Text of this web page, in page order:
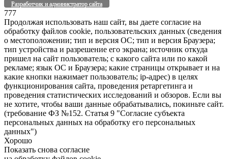
Разработчик и администратор сайта
777
Продолжая использовать наш сайт, вы даете согласие на
обработку файлов cookie, пользовательских данных (сведения
о местоположении; тип и версия ОС; тип и версия Браузера;
тип устройства и разрешение его экрана; источник откуда
пришел на сайт пользователь; с какого сайта или по какой
рекламе; язык ОС и Браузера; какие страницы открывает и на
какие кнопки нажимает пользователь; ip-адрес) в целях
функционирования сайта, проведения ретаргетинга и
проведения статистических исследований и обзоров. Если вы
не хотите, чтобы ваши данные обрабатывались, покиньте сайт.
(требование ФЗ №152. Статья 9 "Согласие субъекта
персональных данных на обработку его персональных
данных")
Хорошо
Показать снова согласие